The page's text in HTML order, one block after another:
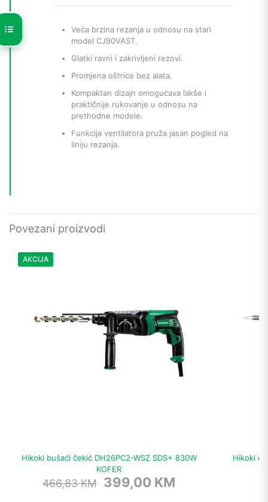
Veća brzina rezanja u odnosu na stari
model CJ90VAST.
Glatki ravni i zakrivljeni rezovi.
Promjena oštrice bez alata.
Kompaktan dizajn omogućava lakše i
praktičnije rukovanje u odnosu na
prethodne modele.
Funkcija ventilatora pruža jasan pogled na
liniju rezanja.
Povezani proizvodi
AKCIJA
Hikoki bušaći čekić DH26PC2-WSZ SDS+ 830W
KOFER
466,83KM Original
price
399,00 KM
Hikoki